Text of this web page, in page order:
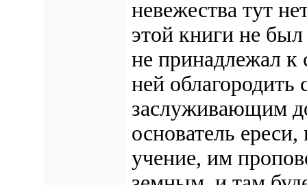
невежества тут
этой книги не
не принадлежал к
ней
заслуживающим
основатель
учение, им